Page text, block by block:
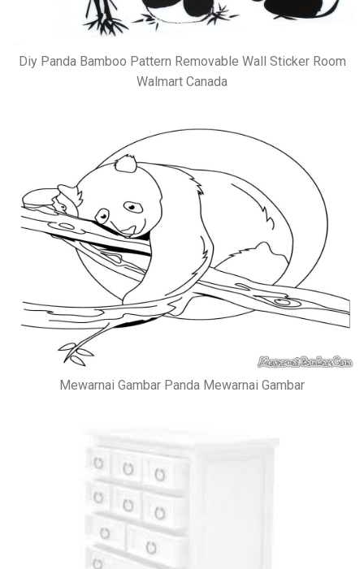
Diy Panda Bamboo Pattern Removable Wall Sticker Room
Walmart Canada
Mewarnai Gambar Panda Mewarnai Gambar